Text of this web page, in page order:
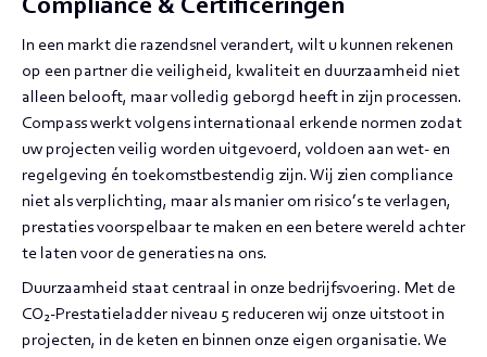
Compliance & Certificeringen
In een markt die razendsnel verandert, wilt u kunnen rekenen
op een partner die veiligheid, kwaliteit en duurzaamheid niet
alleen belooft, maar volledig geborgd heeft in zijn processen.
Compass werkt volgens internationaal erkende normen zodat
uw projecten veilig worden uitgevoerd, voldoen aan wet- en
regelgeving én toekomstbestendig zijn. Wij zien compliance
niet als verplichting, maar als manier om risico’s te verlagen,
prestaties voorspelbaar te maken en een betere wereld achter
te laten voor de generaties na ons.
Duurzaamheid staat centraal in onze bedrijfsvoering. Met de
CO₂-Prestatieladder niveau 5 reduceren wij onze uitstoot in
projecten, in de keten en binnen onze eigen organisatie. We